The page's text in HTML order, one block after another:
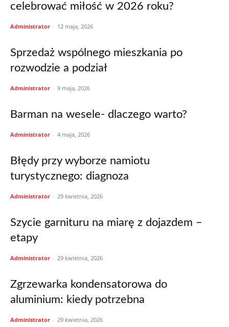
celebrować miłość w 2026 roku?
Administrator - 12 maja, 2026
Sprzedaż wspólnego mieszkania po
rozwodzie a podział
Administrator - 9 maja, 2026
Barman na wesele- dlaczego warto?
Administrator - 4 maja, 2026
Błędy przy wyborze namiotu
turystycznego: diagnoza
Administrator - 29 kwietnia, 2026
Szycie garnituru na miarę z dojazdem –
etapy
Administrator - 29 kwietnia, 2026
Zgrzewarka kondensatorowa do
aluminium: kiedy potrzebna
Administrator - 29 kwietnia, 2026